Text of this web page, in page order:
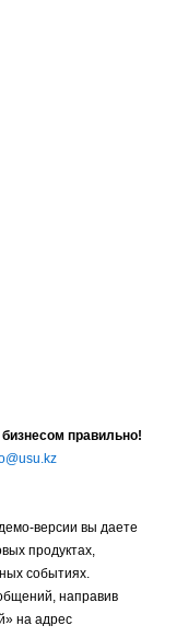
правильно!
версии вы даете
продуктах,
событиях.
направив
на адрес